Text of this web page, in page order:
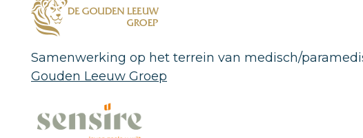
Samenwerking op het terrein van medisch/
Gouden Leeuw Groep